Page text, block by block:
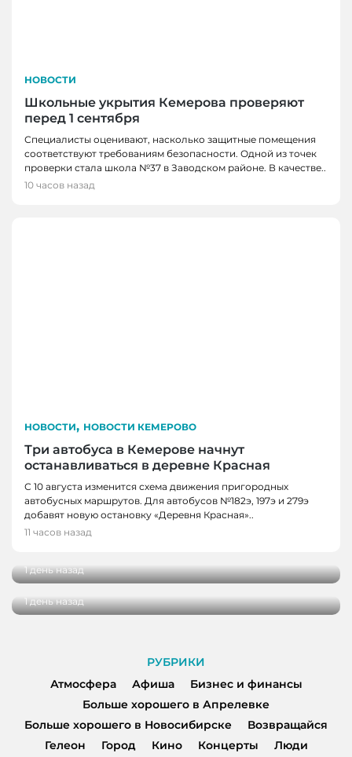
НОВОСТИ
Школьные укрытия Кемерова проверяют
перед 1 сентября
Специалисты оценивают, насколько защитные помещения
соответствуют требованиям безопасности. Одной из точек
проверки стала школа №37 в Заводском районе. В качестве..
10 часов назад
НОВОСТИ, НОВОСТИ КЕМЕРОВО
Три автобуса в Кемерове начнут
останавливаться в деревне Красная
С 10 августа изменится схема движения пригородных
автобусных маршрутов. Для автобусов №182э, 197э и 279э
добавят новую остановку «Деревня Красная»..
11 часов назад
НОВОСТИ
В Кузбассе наградили лучших тренеров,
1 день назад
НОВОСТИ, НОВОСТИ КЕМЕРОВО
годом
1 день назад
РУБРИКИ
Атмосфера
Афиша
Бизнес и финансы
Больше хорошего в Апрелевке
Больше хорошего в Новосибирске
Возвращайся
Гелеон
Город Кино Концерты
Люди